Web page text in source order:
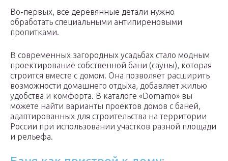
Во-первых, все деревянные детали нужно
обработать специальными антипиреновыми
пропитками.
В современных загородных усадьбах стало модным
проектирование собственной бани (сауны), которая
строится вместе с домом. Она позволяет расширить
возможности домашнего отдыха, добавляет жилью
удобства и комфорта. В каталоге «Domamo» вы
можете найти варианты проектов домов с баней,
адаптированных для строительства на территории
России при использовании участков разной площади
и рельефа.